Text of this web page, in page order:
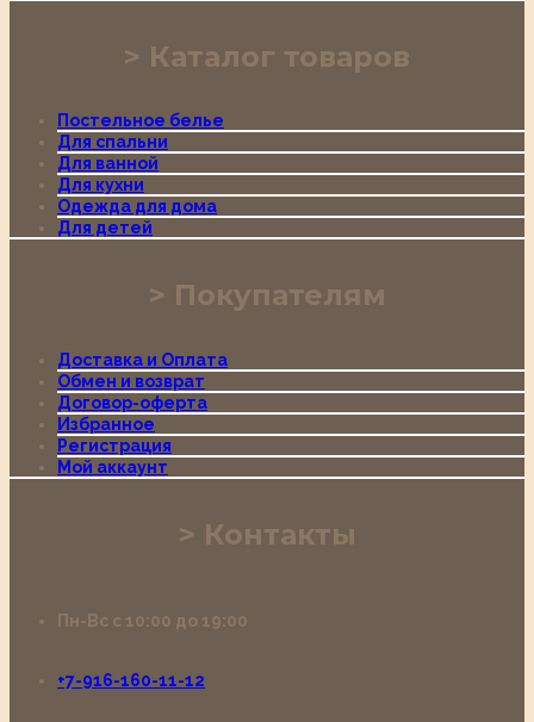
Каталог товаров
Постельное белье
Для спальни
Для ванной
Для кухни
Одежда для дома
Для детей
Покупателям
Доставка и Оплата
Обмен и возврат
Договор-оферта
Избранное
Регистрация
Мой аккаунт
Контакты
Пн-Вс с 10:00 до 19:00
+7-916-160-11-12